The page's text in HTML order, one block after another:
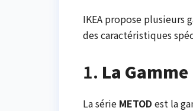
IKEA propose plusieurs
des caractéristiques
1. La
La série METOD est la